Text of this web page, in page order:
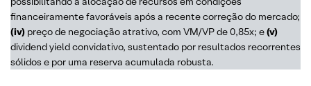
financeiramente favoráveis após a recente correção do mercado;
(iv) preço de negociação atrativo, com VM/VP de 0,85x; e(v)
dividend yield convidativo, sustentado por resultados recorrentes
sólidos e por uma reserva acumulada robusta.